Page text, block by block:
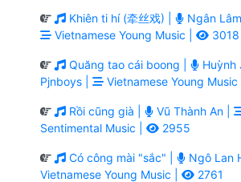
Khiên ti hí (牵丝戏) |
Ngân
Vietnamese Young Music |
3018
Quăng tao cái boong |
Huỳnh
Pjnboys |
Vietnamese Young Music |
Rồi cũng già | Vũ Thành An |
Sentimental Music |
2955
Có công mài "sắc" |
Ngô Lan
Vietnamese Young Music |
2761